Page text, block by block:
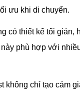
ưu khi di chuyển.
có thiết kế tối giản,
phù hợp với
không chỉ tạo cảm